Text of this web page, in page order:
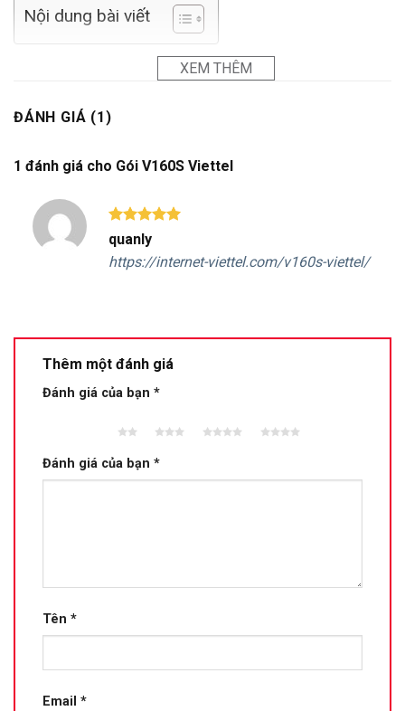
XEM THÊM
Nội dung bài viết
ĐÁNH GIÁ (1)
1 đánh giá cho Gói V160S Viettel
Được xếp
hạng5
sao
quanly
https://internet-viettel.com/v160s-viettel/
Thêm một đánh giá
Đánh giá của bạn *
5 sao
sao
sao
sao
Đánh giá của bạn *
Tên *
Email *